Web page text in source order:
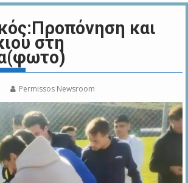
και
στη
Permissos Newsroom